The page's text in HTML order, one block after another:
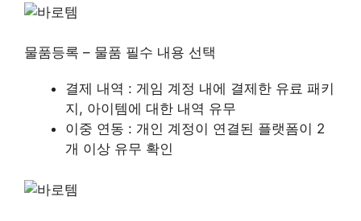
물품등록 – 물품 필수 내용 선택
결제 내역 : 게임 계정 내에 결제한 유료 패키
지, 아이템에 대한 내역 유무
이중 연동 : 개인 계정이 연결된 플랫폼이 2
개 이상 유무 확인